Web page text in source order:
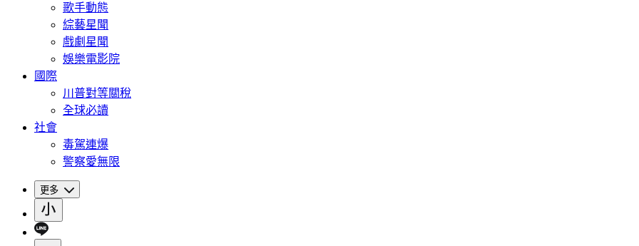
歌手動態
綜藝星聞
戲劇星聞
娛樂電影院
國際
川普對等關稅
全球必讀
社會
毒駕連爆
警察愛無限
更多